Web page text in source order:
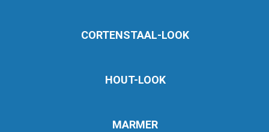
CORTENSTAAL-LOOK
HOUT-LOOK
MARMER